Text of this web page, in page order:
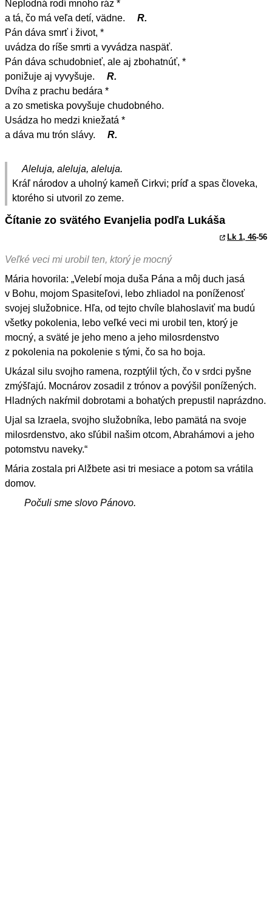
Neplodná rodí mnoho ráz *
a tá, čo má veľa detí, vädne.
R.
Pán dáva smrť i život, *
uvádza do ríše smrti a vyvádza naspäť.
Pán dáva schudobnieť, ale aj zbohatnúť, *
ponižuje aj vyvyšuje.
R.
Dvíha z prachu bedára *
a zo smetiska povyšuje chudobného.
Usádza ho medzi kniežatá *
a dáva mu trón slávy.
R.
Aleluja, aleluja, aleluja.
Kráľ národov a uholný kameň Cirkvi; príď a spas človeka,
ktorého si utvoril zo zeme.
Čítanie zo svätého Evanjelia podľa Lukáša
Lk 1, 46-56
Veľké veci mi urobil ten, ktorý je mocný
Mária hovorila: „Velebí moja duša Pána a môj duch jasá
v Bohu, mojom Spasiteľovi, lebo zhliadol na poníženosť
svojej služobnice. Hľa, od tejto chvíle blahoslaviť ma budú
všetky pokolenia, lebo veľké veci mi urobil ten, ktorý je
mocný, a sväté je jeho meno a jeho milosrdenstvo
z pokolenia na pokolenie s tými, čo sa ho boja.
Ukázal silu svojho ramena, rozptýlil tých, čo v srdci pyšne
zmýšľajú. Mocnárov zosadil z trónov a povýšil ponížených.
Hladných nakŕmil dobrotami a bohatých prepustil naprázdno.
Ujal sa Izraela, svojho služobníka, lebo pamätá na svoje
milosrdenstvo, ako sľúbil našim otcom, Abrahámovi a jeho
potomstvu naveky.“
Mária zostala pri Alžbete asi tri mesiace a potom sa vrátila
domov.
Počuli sme slovo Pánovo.